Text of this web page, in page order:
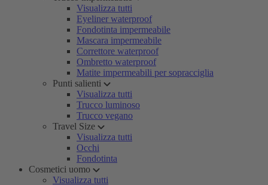
Visualizza tutti
Eyeliner waterproof
Fondotinta impermeabile
Mascara impermeabile
Correttore waterproof
Ombretto waterproof
Matite impermeabili per sopracciglia
Punti salienti
Visualizza tutti
Trucco luminoso
Trucco vegano
Travel Size
Visualizza tutti
Occhi
Fondotinta
Cosmetici uomo
Visualizza tutti